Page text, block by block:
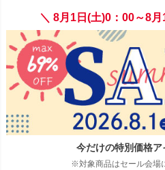
＼ 8月1日(土)0：00～8
今だけの特別価格
※対象商品はセール会場